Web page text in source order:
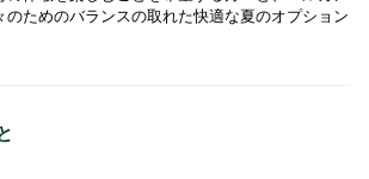
のためのバランスの取れた快適な夏のオプション